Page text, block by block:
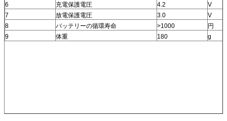
6
充電保護電圧 4.2
V
7
放電保護電圧 3.0
V
8
バッテリーの循環寿命 >1000
円
9
体重 180 g